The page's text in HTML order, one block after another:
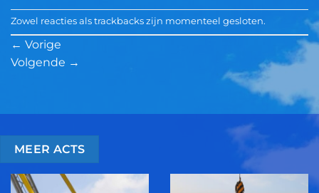
Zowel reacties als trackbacks zijn momenteel gesloten.
← Vorige
Volgende →
MEER ACTS